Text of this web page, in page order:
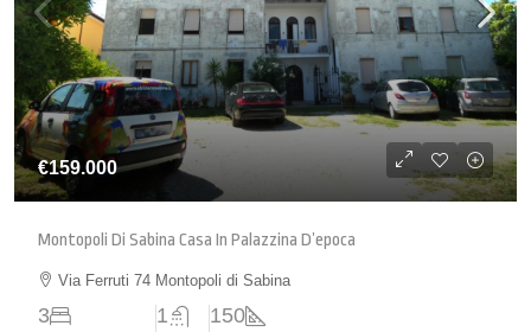
€159.000
Montopoli Di Sabina Casa In Palazzina D’epoca
Via Ferruti 74 Montopoli di Sabina
3 1 150